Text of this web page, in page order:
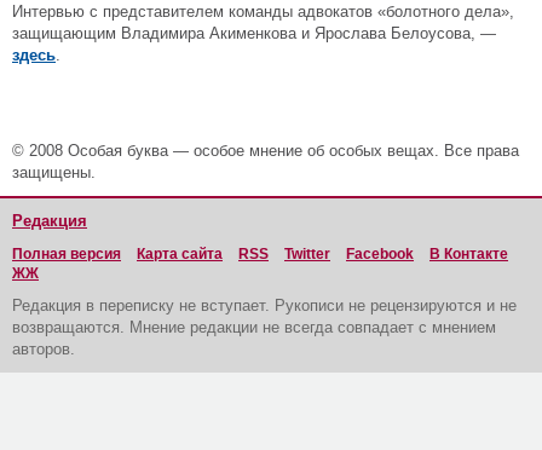
Интервью с представителем команды адвокатов «болотного дела»,
защищающим Владимира Акименкова и Ярослава Белоусова, —
здесь.
© 2008 Особая буква — особое мнение об особых вещах. Все права
защищены.
Редакция
Полная версия Карта сайта RSS Twitter Facebook
В Контакте
ЖЖ
Редакция в переписку не вступает. Рукописи не рецензируются и не
возвращаются. Мнение редакции не всегда совпадает с мнением
авторов.